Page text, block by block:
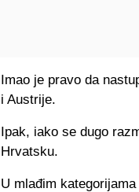
Imao je pravo da
i Austrije.
Ipak, iako se dugo
Hrvatsku.
U mlađim